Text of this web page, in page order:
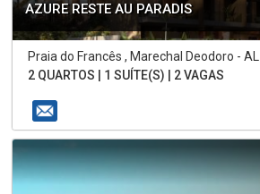
AZURE RESTE AU PARADIS
Praia do Francês , Marechal Deodoro - AL
2 QUARTOS | 1 SUÍTE(S) | 2 VAGAS